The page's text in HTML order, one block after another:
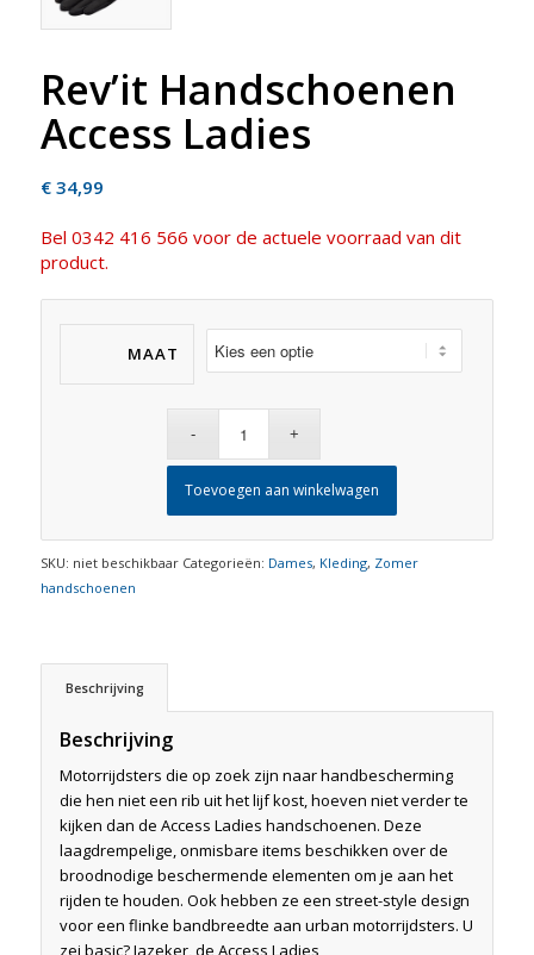
Rev’it Handschoenen
Access Ladies
€34,99
Bel 0342 416 566 voor de actuele voorraad van dit
product.
MAAT
Toevoegen aan winkelwagen
SKU: niet beschikbaar Categorieën: Dames, Kleding, Zomer
handschoenen
Beschrijving
Beschrijving
Motorrijdsters die op zoek zijn naar handbescherming
die hen niet een rib uit het lijf kost, hoeven niet verder te
kijken dan de Access Ladies handschoenen. Deze
laagdrempelige, onmisbare items beschikken over de
broodnodige beschermende elementen om je aan het
rijden te houden. Ook hebben ze een street-style design
voor een flinke bandbreedte aan urban motorrijdsters. U
zei basic? Jazeker, de Access Ladies